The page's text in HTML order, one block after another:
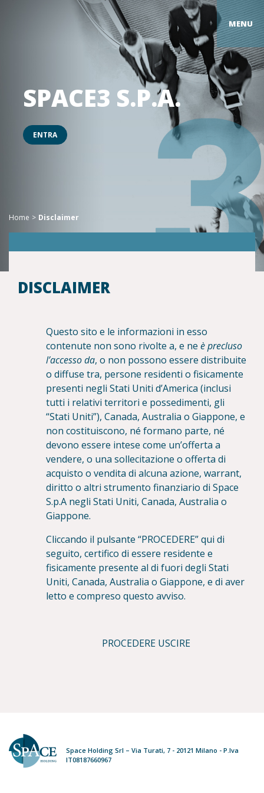
MENU
SPACE3 S.P.A.
ENTRA
Home Disclaimer
DISCLAIMER
Questo sito e le informazioni in esso
contenute non sono rivolte a, e ne è precluso
l’accesso da, o non possono essere distribuite
o diffuse tra, persone residenti o fisicamente
presenti negli Stati Uniti d’America (inclusi
tutti i relativi territori e possedimenti, gli
“Stati Uniti”), Canada, Australia o Giappone, e
non costituiscono, né formano parte, né
devono essere intese come un’offerta a
vendere, o una sollecitazione o offerta di
acquisto o vendita di alcuna azione, warrant,
diritto o altri strumento finanziario di Space
S.p.A negli Stati Uniti, Canada, Australia o
Giappone.
Cliccando il pulsante “PROCEDERE” qui di
seguito, certifico di essere residente e
fisicamente presente al di fuori degli Stati
Uniti, Canada, Australia o Giappone, e di aver
letto e compreso questo avviso.
PROCEDERE USCIRE
Space Holding Srl – Via Turati, 7 - 20121 Milano - P.Iva
IT08187660967